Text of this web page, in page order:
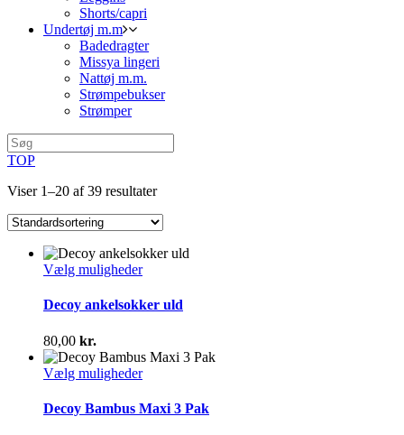
Shorts/capri
Undertøj m.m
Badedragter
Missya lingeri
Nattøj m.m.
Strømpebukser
Strømper
TOP
Viser 1–20 af 39 resultater
Vælg mulighederDette
har
Mulighederne
kan
vælges
varesiden
Decoy ankelsokker uld
80,00 kr.
Vælg mulighederDette
har
Decoy Bambus Maxi 3 Pak